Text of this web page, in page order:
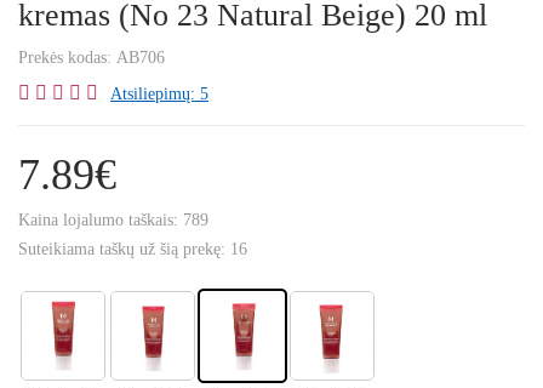
kremas (No 23 Natural Beige) 20 ml
Prekės kodas: AB706
Atsiliepimų: 5
7.89€
Kaina lojalumo taškais: 789
Suteikiama taškų už šią prekę: 16